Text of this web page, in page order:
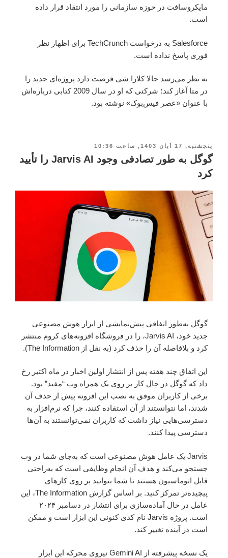
مایکروسافت در حوزه سازمانی را مورد انتقاد قرار داده
است.
Salesforce به درخواست TechCrunch برای اظهار نظر
فوری پاسخ نداده است.
به نظر می‌رسد حالا کلارا شی فرصت دارد پروژه‌ای جدید را
در متا آغاز کند؛ شرکتی که او در سال 2009 کتابی درباره‌اش
با عنوان «عصر فیس‌بوک» نوشته بود.
پنجشنبه, 17 آبان 1403, ساعت 10:36
گوگل به طور تصادفی وجود Jarvis AI را تأیید
کرد
گوگل به‌طور اتفاقی پیش‌نمایشی از ابزار هوش مصنوعی
جدید خود، Jarvis AI، را در فروشگاه افزونه‌های کروم منتشر
کرد و بلافاصله آن را حذف کرد (به نقل از The Information).
این اتفاق چند هفته پس از انتشار اولین اخبار در ماه اکتبر رخ
داد که گوگل در حال کار بر روی یک همراه وب “مفید” بود.
برخی از کاربران موفق به نصب این افزونه پیش از حذف آن
شدند، اما نتوانستند از آن استفاده کنند، چرا که نرم‌افزار به
دسترسی‌هایی نیاز داشت که کاربران نمی‌توانستند به آن‌ها
دسترسی پیدا کنند.
Jarvis یک عامل هوش مصنوعی است که به‌جای شما در وب
جستجو می‌کند و هدف آن انجام وظایفی است که به‌راحتی
قابل اتوماسیون هستند تا شما بتوانید بر روی کارهای
پیچیده‌تر تمرکز کنید. بر اساس گزارش The Information، این
عامل در حال آماده‌سازی برای انتشار در دسامبر ۲۰۲۴
است. پروژه Jarvis نام کدی کنونی این ابزار است و ممکن
است در آینده تغییر کند.
یک نسخه پیشرفته از Gemini AI نیروی محرکه این ابزار